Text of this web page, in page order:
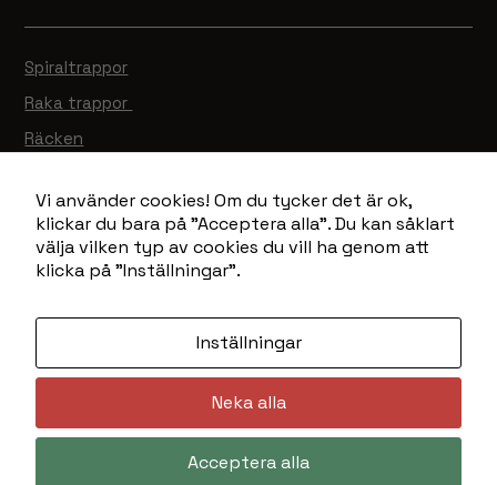
Spiraltrappor
Raka trappor
Räcken
Gallerdurk
Lagervaror
Vi använder cookies! Om du tycker det är ok,
klickar du bara på "Acceptera alla". Du kan såklart
välja vilken typ av cookies du vill ha genom att
klicka på "Inställningar".
Inställningar
Neka alla
Acceptera alla
förbättra
hemsidans
funktionalitet
används.
Upplevelse
För att vår